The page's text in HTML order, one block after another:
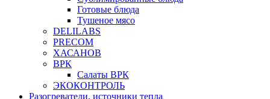
Готовые блюда
Тушеное мясо
DELILABS
PRECOM
ХАСАНОВ
ВРК
Салаты ВРК
ЭКОКОНТРОЛЬ
Разогреватели, источники тепла